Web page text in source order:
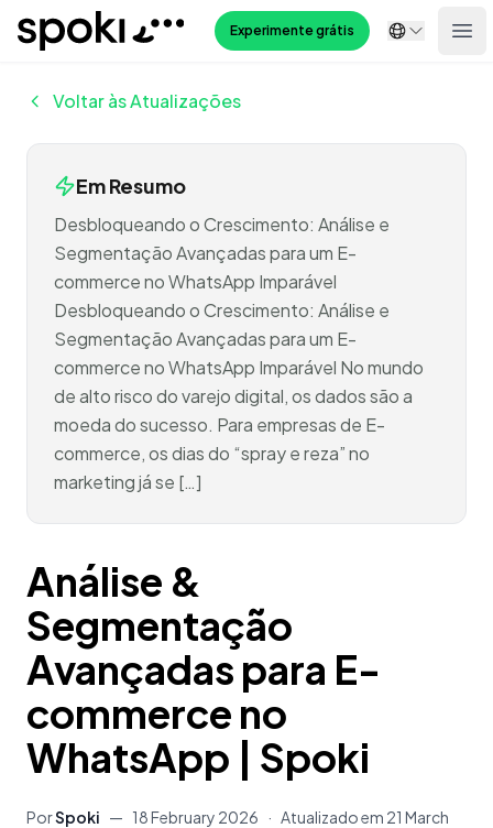
Spoki Experimente grátis
Voltar às Atualizações
Em Resumo
Desbloqueando o Crescimento: Análise e
Segmentação Avançadas para um E-
commerce no WhatsApp Imparável
Desbloqueando o Crescimento: Análise e
Segmentação Avançadas para um E-
commerce no WhatsApp Imparável No mundo
de alto risco do varejo digital, os dados são a
moeda do sucesso. Para empresas de E-
commerce, os dias do “spray e reza” no
marketing já se […]
Análise &
Segmentação
Avançadas para E-
commerce no
WhatsApp | Spoki
PorSpoki — 18 February 2026 · Atualizado em 21 March